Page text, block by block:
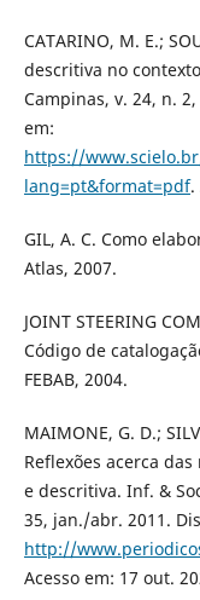
CATARINO, M. E.;
descritiva no
Campinas, v. 24, n.
em:
https://
lang=pt&format=pdf.
GIL, A. C. Como
Atlas, 2007.
JOINT STEERING
Código de
FEBAB, 2004.
MAIMONE, G. D.;
Reflexões acerca
e descritiva. Inf. &
35, jan./abr. 2011.
http://
Acesso em: 17 out.